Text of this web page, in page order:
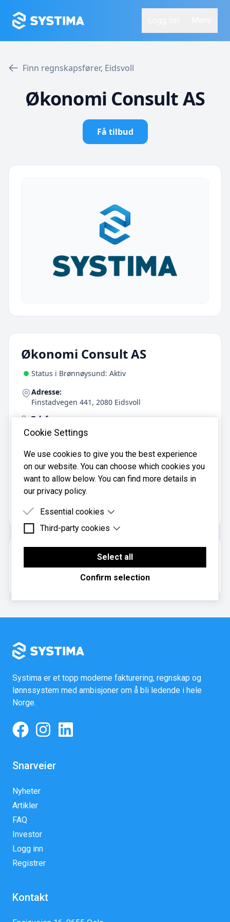
Finn regnskapsfører, Eidsvoll
Økonomi Consult AS
Få tilbud
Økonomi Consult AS
Status i Brønnøysund: Aktiv
Adresse:
Finstadvegen 441, 2080 Eidsvoll
Telefon:
91369545
91369545
Økonomi Consult AS er registrert i
966847263.
Om regnskapsbyrået
Cookie Settings
We use cookies to give you the best experience
on our website. You can choose which cookies you
want to allow below. You can find more details in
our privacy policy.
Essential cookies
Essential cookies are cookies that are needed for
Third-party cookies
Third-party cookies are cookies set by third-party
software to enable features such as Google
Maps.
Select all
Confirm selection
Systima er et topp moderne fakturering, regnskap og
lønnssystem med ambisjoner om å bli ledende i hele
Norge.
Snarveier
Nyheter
Artikler
FAQ
Investor
Logg inn
Registrer
Kontakt